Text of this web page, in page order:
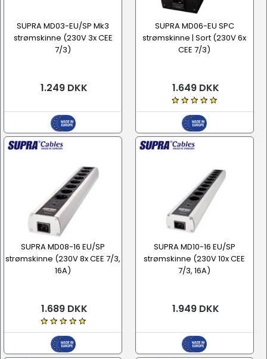
SUPRA MD03-EU/SP Mk3
strømskinne (230V 3x CEE
7/3)
1.249 DKK
SUPRA MD06-EU SPC
strømskinne | Sort (230V 6x
CEE 7/3)
1.649 DKK
SUPRA MD08-16 EU/SP
strømskinne (230V 8x CEE 7/3,
16A)
1.689 DKK
SUPRA MD10-16 EU/SP
strømskinne (230V 10x CEE
7/3, 16A)
1.949 DKK